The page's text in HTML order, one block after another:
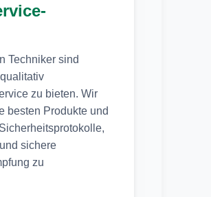
Techniker sind
zu bieten. Wir
besten Produkte und
sichere
zu